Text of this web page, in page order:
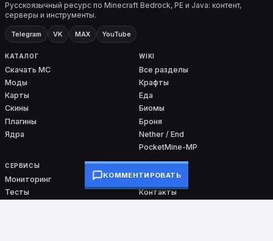
Русскоязычный ресурс по Minecraft Bedrock, PE и Java: контент,
серверы и инструменты.
Telegram VK MAX YouTube
КАТАЛОГ
Скачать MC
Моды
Карты
Скины
Плагины
Ядра
WIKI
Все разделы
Крафты
Еда
Биомы
Броня
Nether / End
PocketMine-MP
СЕРВИСЫ
Мониторинг
Тесты
ПРОЕКТ
О проекте
Контакты
КОММЕНТИРОВАТЬ